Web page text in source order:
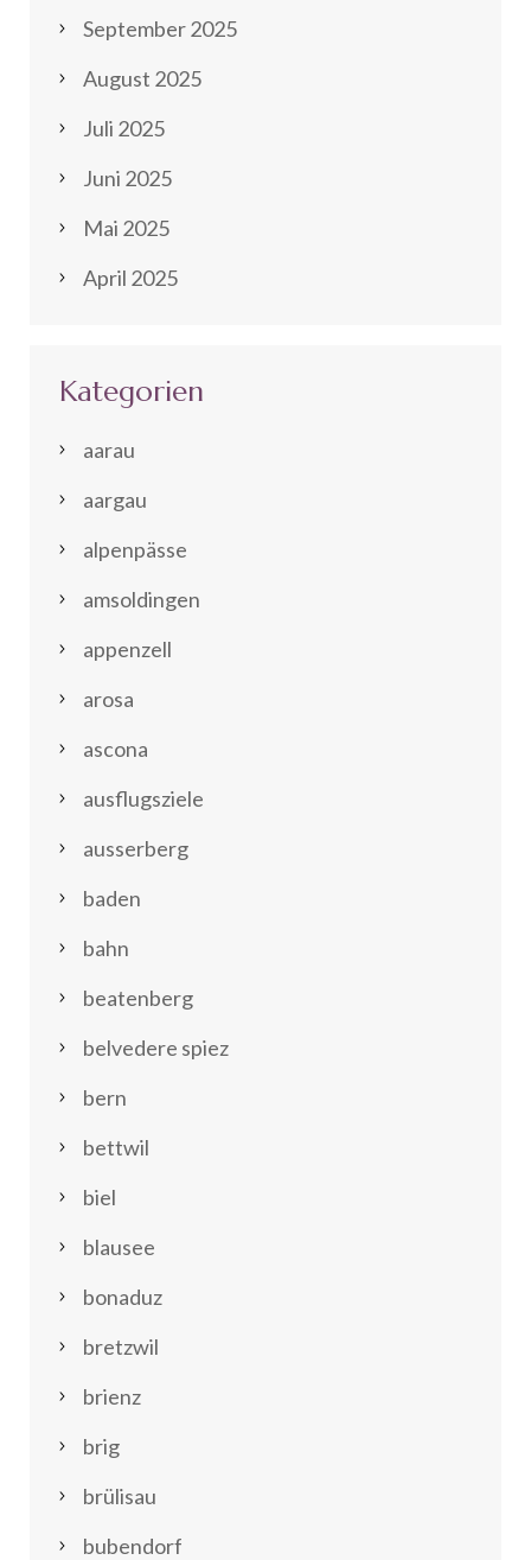
September 2025
August 2025
Juli 2025
Juni 2025
Mai 2025
April 2025
Kategorien
aarau
aargau
alpenpässe
amsoldingen
appenzell
arosa
ascona
ausflugsziele
ausserberg
baden
bahn
beatenberg
belvedere spiez
bern
bettwil
biel
blausee
bonaduz
bretzwil
brienz
brig
brülisau
bubendorf